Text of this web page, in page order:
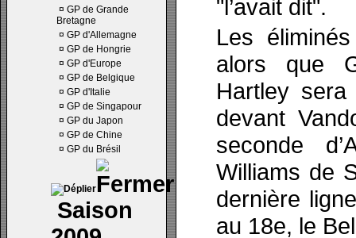
¤ GP de Grande
Bretagne
¤ GP d'Allemagne
¤ GP de Hongrie
¤ GP d'Europe
¤ GP de Belgique
¤ GP d'Italie
¤ GP de Singapour
¤ GP du Japon
¤ GP de Chine
¤ GP du Brésil
Saison
"l’avait dit".
Les
alors que
Hartley
devant
seconde
Williams de
dernière
au 18e, le